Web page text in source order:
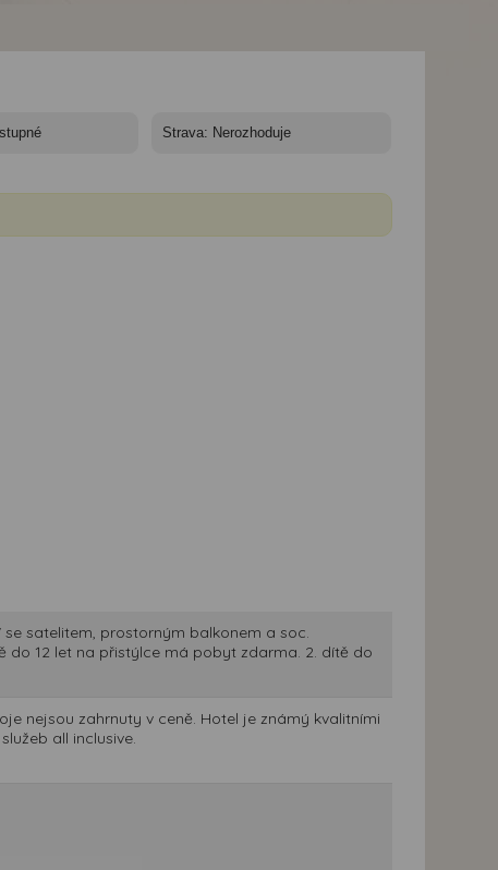
satelitem, prostorným balkonem a soc.
do 12 let na přistýlce má pobyt zdarma. 2. dítě do
nejsou zahrnuty v ceně. Hotel je známý kvalitními
all inclusive.